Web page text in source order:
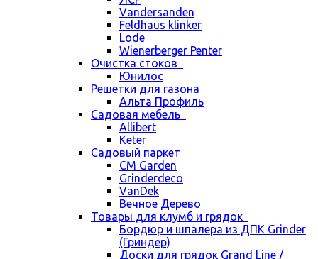
Vandersanden
Feldhaus klinker
Lode
Wienerberger Penter
Очистка стоков
Юнилос
Решетки для газона
Альта Профиль
Садовая мебель
Allibert
Keter
Садовый паркет
CM Garden
Grinderdeco
VanDek
Вечное Дерево
Товары для клумб и грядок
Бордюр и шпалера из ДПК Grinder
(Гриндер)
Доски для грядок Grand Line /